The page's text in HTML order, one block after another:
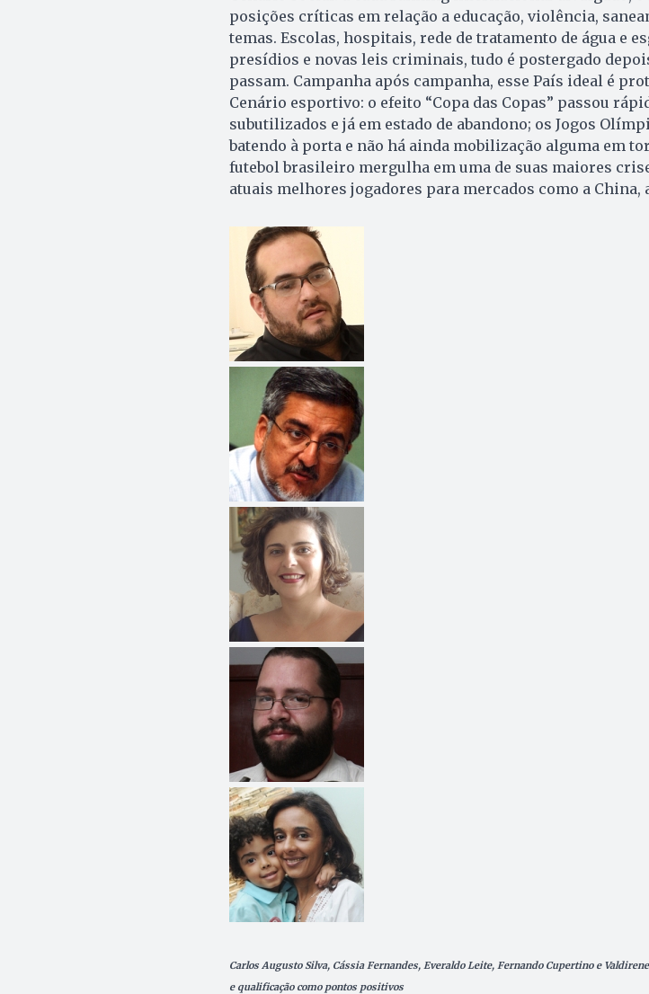
posições críticas em relação a educação, violência,
temas. Escolas, hospitais, rede de tratamento de água e
presídios e novas leis criminais, tudo é postergado
passam. Campanha após campanha, esse País ideal é
Cenário esportivo: o efeito “Copa das Copas” passou
subutilizados e já em estado de abandono; os Jogos
batendo à porta e não há ainda mobilização alguma em
futebol brasileiro mergulha em uma de suas maiores
atuais melhores jogadores para mercados como a China,
Carlos Augusto Silva, Cássia Fernandes, Everaldo Leite, Fernando Cupertino e
e qualificação como pontos positivos